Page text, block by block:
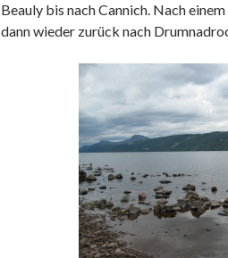
Beauly bis nach Cannich. Nach
dann wieder zurück nach